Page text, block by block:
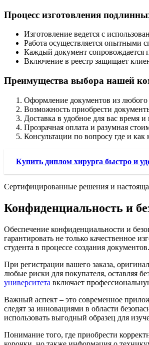
Процесс изготовления
Изготовление ведется с
Работа осуществляется опытными
Каждый документ сопровождается
Включение в реестр защищает
Преимущества выбора нашей
Оформление документов из любого
Возможность приобрести
Доставка в удобное для вас время и
Прозрачная оплата и разумная
Консультации по вопросу где и
Купить диплом хирурга быстро и
Сертифицированные решения и
Конфиденциальность и
Обеспечение конфиденциальности и
гарантировать не только качественное
студента в процессе создания документов.
При регистрации вашего заказа,
любые риски для покупателя, оставляя
университета включает
Важный аспект – это современное
следят за инновациями в области
использовать выгодный образец для
Понимание того, где приобрести